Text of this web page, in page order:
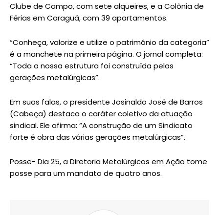
Clube de Campo, com sete alqueires, e a Colônia de
Férias em Caraguá, com 39 apartamentos.
“Conheça, valorize e utilize o patrimônio da categoria”
é a manchete na primeira página. O jornal completa:
“Toda a nossa estrutura foi construída pelas
gerações metalúrgicas”.
Em suas falas, o presidente Josinaldo José de Barros
(Cabeça) destaca o caráter coletivo da atuação
sindical. Ele afirma: “A construção de um Sindicato
forte é obra das várias gerações metalúrgicas”.
Posse- Dia 25, a Diretoria Metalúrgicos em Ação tome
posse para um mandato de quatro anos.